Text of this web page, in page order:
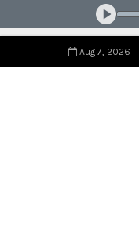
Aug 7, 2026